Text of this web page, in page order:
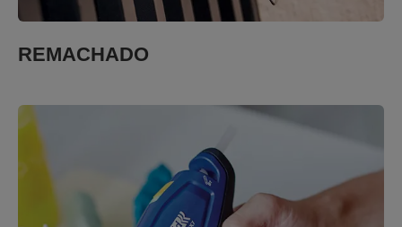
REMACHADO